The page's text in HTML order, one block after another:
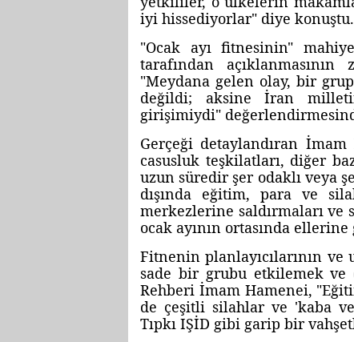
iyi hissediyorlar" diye konuştu.
"Ocak ayı fitnesinin"
tarafından
"Meydana gelen olay, bir
değildi; aksine İran
girişimiydi"
Gerçeği detaylandıran
casusluk teşkilatları, diğer
uzun süredir şer odaklı veya
dışında eğitim, para ve
merkezlerine saldırmaları ve
ocak ayının ortasında
Fitnenin planlayıcılarının ve
sade bir grubu etkilemek ve
Rehberi İmam Hamenei,
de çeşitli silahlar ve 'kaba
Tıpkı IŞİD gibi garip bir